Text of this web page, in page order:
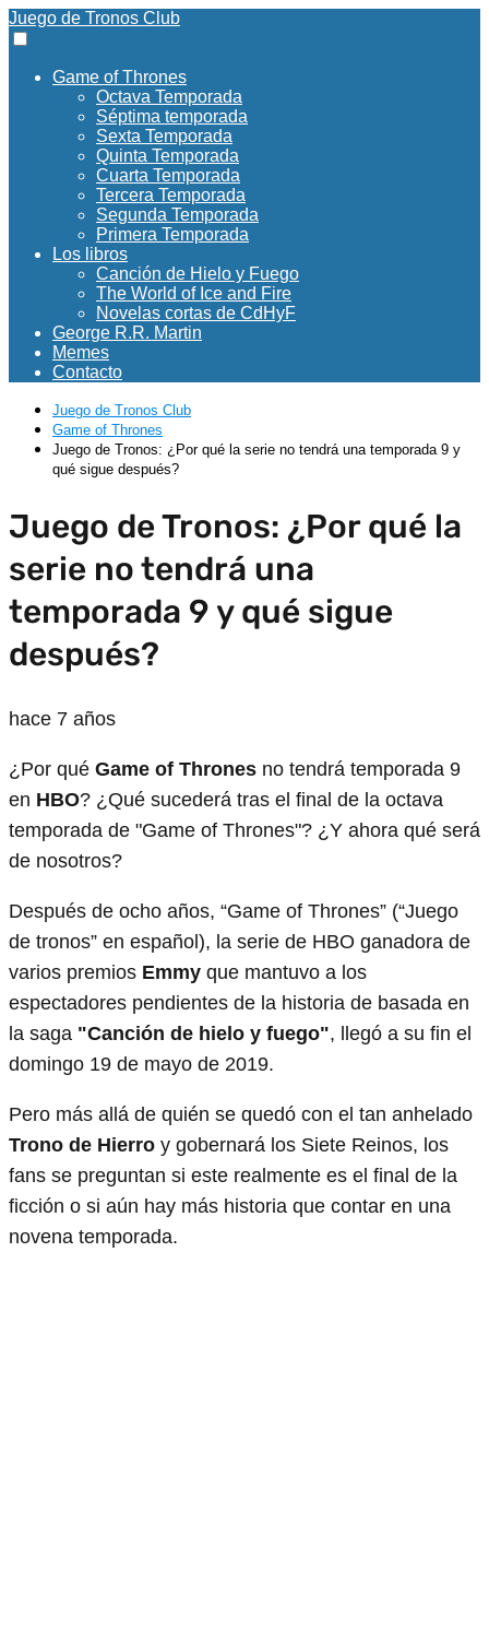
Juego de Tronos Club
Game of Thrones
Octava Temporada
Séptima temporada
Sexta Temporada
Quinta Temporada
Cuarta Temporada
Tercera Temporada
Segunda Temporada
Primera Temporada
Los libros
Canción de Hielo y Fuego
The World of Ice and Fire
Novelas cortas de CdHyF
George R.R. Martin
Memes
Contacto
Juego de Tronos Club
Game of Thrones
Juego de Tronos: ¿Por qué la serie no tendrá una temporada 9 y
qué sigue después?
Juego de Tronos: ¿Por qué la
serie no tendrá una
temporada 9 y qué sigue
después?
hace 7 años
¿Por qué Game of Thrones no tendrá temporada 9
en HBO? ¿Qué sucederá tras el final de la octava
temporada de "Game of Thrones"? ¿Y ahora qué será
de nosotros?
Después de ocho años, “Game of Thrones” (“Juego
de tronos” en español), la serie de HBO ganadora de
varios premios Emmy que mantuvo a los
espectadores pendientes de la historia de basada en
la saga "Canción de hielo y fuego", llegó a su fin el
domingo 19 de mayo de 2019.
Pero más allá de quién se quedó con el tan anhelado
Trono de Hierro y gobernará los Siete Reinos, los
fans se preguntan si este realmente es el final de la
ficción o si aún hay más historia que contar en una
novena temporada.